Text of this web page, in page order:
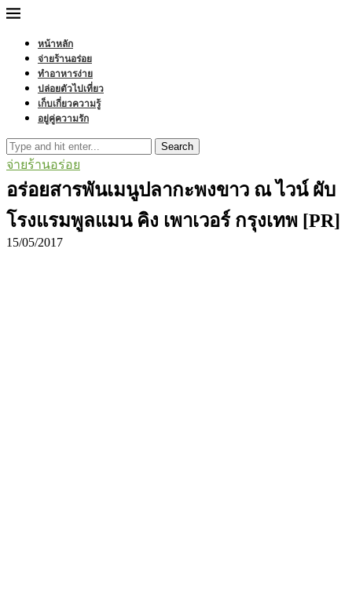
หน้าหลัก
จ่ายร้านอร่อย
ทำอาหารง่าย
ปล่อยตัวไปเที่ยว
เก็บเกี่ยวความรู้
อยู่คู่ความรัก
Search
จ่ายร้านอร่อย
อร่อยสารพันเมนูปลากะพงขาว ณ ไวน์ ผับ
โรงแรมพูลแมน คิง เพาเวอร์ กรุงเทพ [PR]
15/05/2017